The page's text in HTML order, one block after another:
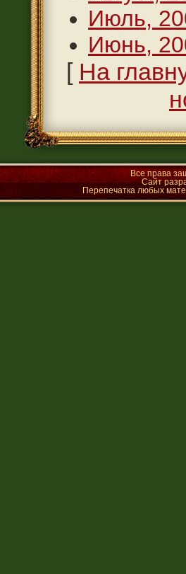
Июль,
Июнь,
[ На
Все права
Сайт
Перепечатка любых